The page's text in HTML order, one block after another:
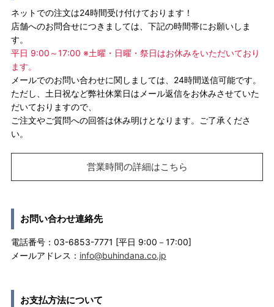
ネットでの注文は24時間受け付けております！
店舗へのお問合せにつきましては、下記の時間帯にお願いしま
す。
平日 9:00～17:00 ※土曜・日曜・祭日はお休みをいただいており
ます。
メールでのお問い合わせに関しましては、24時間送信可能です。
ただし、土日祝など弊社休業日はメール返信をお休みさせていた
だいておりますので、
ご注文やご質問への回答は休み明けとなります。ご了承くださ
い。
営業時間の詳細はこちら
お問い合わせ連絡先
電話番号：03-6853-7771 [平日 9:00－17:00]
メールアドレス： info@buhindana.co.jp
お支払方法について